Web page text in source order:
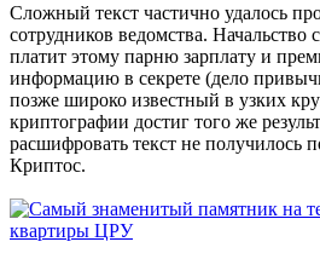
Сложный текст частично удалось
сотрудников ведомства. Начальство
платит этому парню зарплату и
информацию в секрете (дело
позже широко известный в узких
криптографии достиг того же
расшифровать текст не получилось
Криптос.